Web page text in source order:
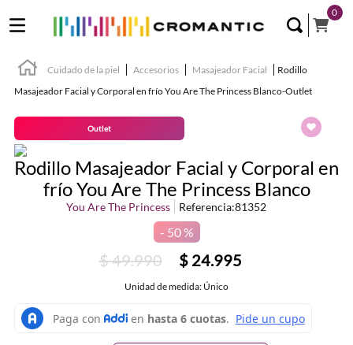
0
Cuidado de la piel Accesorios Masajeador Facial
Rodillo
Masajeador Facial y Corporal en frío You Are The Princess Blanco-Outlet
Outlet
Rodillo Masajeador Facial y Corporal en
frío You Are The Princess Blanco
You Are The Princess Referencia:81352
50 %
$49.990 $ 24.995
Unidad de medida: Único